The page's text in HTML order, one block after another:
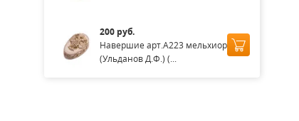
200 руб.
Навершие арт.А223 мельхиор
(Ульданов Д.Ф.) (...